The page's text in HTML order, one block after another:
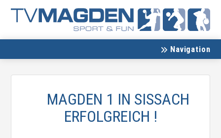
Navigation
MAGDEN 1 IN SISSACH
ERFOLGREICH !